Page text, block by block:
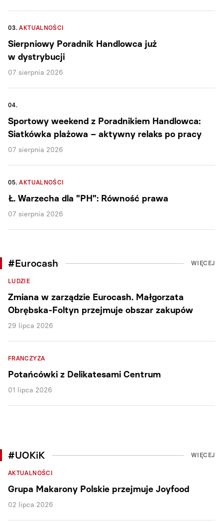
03. AKTUALNOŚCI
Sierpniowy Poradnik Handlowca już
w dystrybucji
07 sierpnia 2026
04.
Sportowy weekend z Poradnikiem Handlowca:
Siatkówka plażowa – aktywny relaks po pracy
07 sierpnia 2026
05. AKTUALNOŚCI
Ł. Warzecha dla "PH": Równość prawa
07 sierpnia 2026
#Eurocash WIĘCEJ
LUDZIE
Zmiana w zarządzie Eurocash. Małgorzata
Obrębska-Foltyn przejmuje obszar zakupów
29 lipca 2026
FRANCZYZA
Potańcówki z Delikatesami Centrum
01 lipca 2026
#UOKiK WIĘCEJ
AKTUALNOŚCI
Grupa Makarony Polskie przejmuje Joyfood
02 lipca 2026